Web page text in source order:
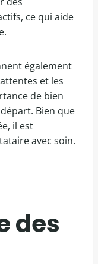
ce qui aide
également
et les
de bien
Bien que
il est
avec soin.
des